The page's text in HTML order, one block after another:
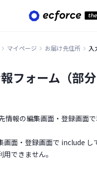
マイページ お届け先住所
フォーム（部
情報の編集画面・登録画面
画面・登録画面で include し
できません。